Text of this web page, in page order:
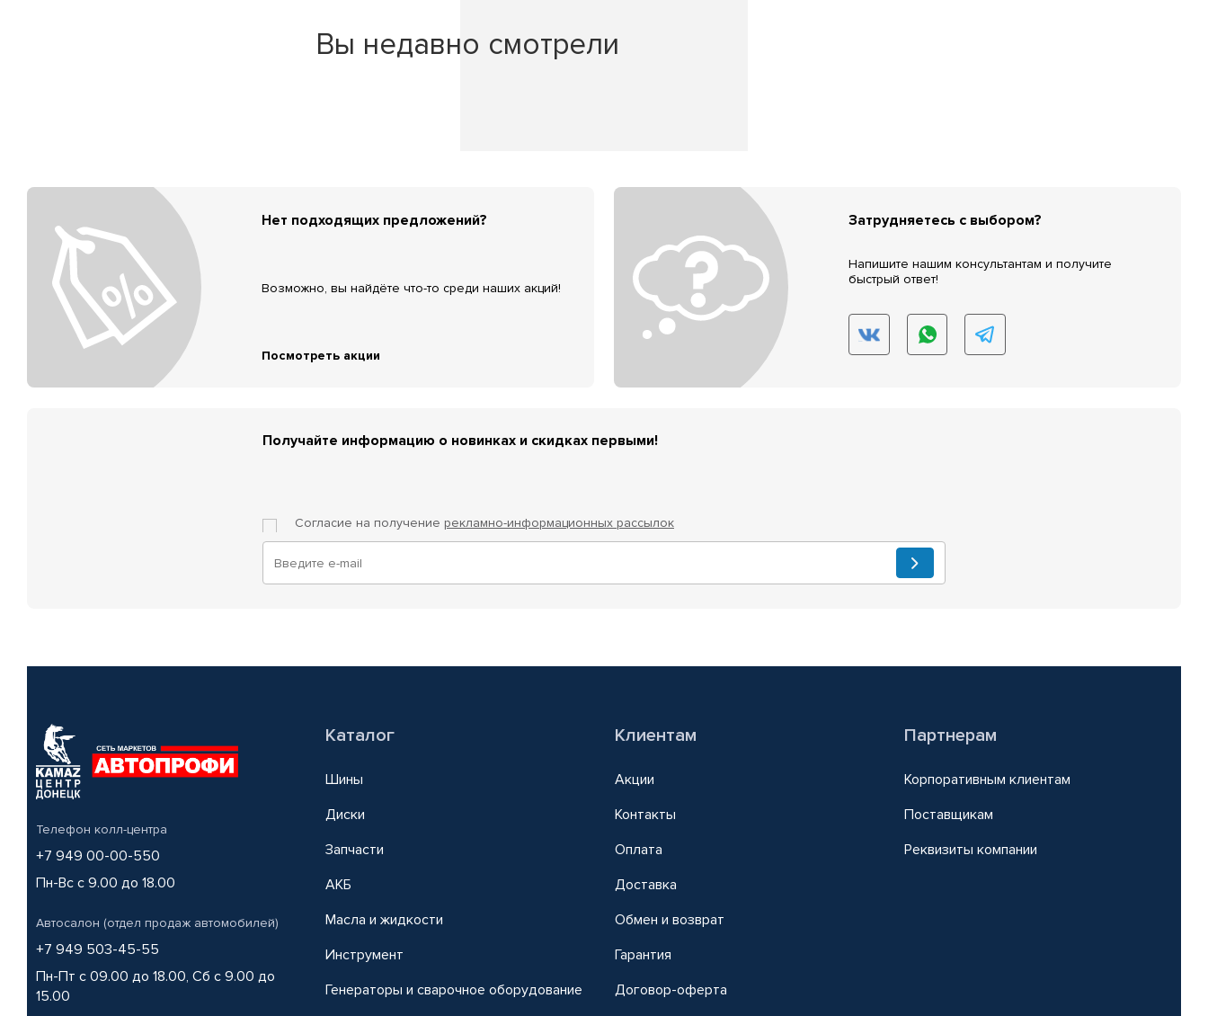
Вы недавно смотрели
Нет подходящих предложений?
Возможно, вы найдёте что-то среди наших акций!
Посмотреть акции
Затрудняетесь с выбором?
Напишите нашим консультантам и получите
быстрый ответ!
Получайте информацию о новинках и скидках первыми!
Согласие на получение рекламно-информационных рассылок
Телефон колл-центра
+7 949 00-00-550
Пн-Вс с 9.00 до 18.00
Автосалон (отдел продаж автомобилей)
+7 949 503-45-55
Пн-Пт с 09.00 до 18.00, Сб с 9.00 до
15.00
Каталог
Шины
Диски
Запчасти
АКБ
Масла и жидкости
Инструмент
Генераторы и сварочное оборудование
Клиентам
Акции
Контакты
Оплата
Доставка
Обмен и возврат
Гарантия
Договор-оферта
Партнерам
Корпоративным клиентам
Поставщикам
Реквизиты компании